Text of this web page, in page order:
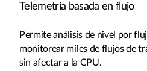
Telemetría basada en flujo
Permite análisis de nivel por
monitorear miles de flujos de
sin afectar a la CPU.